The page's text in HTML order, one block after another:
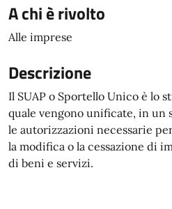
A chi è rivolto
Alle imprese
Descrizione
Il SUAP o Sportello Unico è lo
quale vengono unificate, in un
le autorizzazioni necessarie
la modifica o la cessazione di
di beni e servizi.